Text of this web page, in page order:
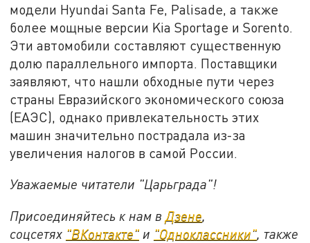
модели Hyundai Santa Fe, Palisade, а также
более мощные версии Kia Sportage и Sorento.
Эти автомобили составляют существенную
долю параллельного импорта. Поставщики
заявляют, что нашли обходные пути через
страны Евразийского экономического союза
(ЕАЭС), однако привлекательность этих
машин значительно пострадала из-за
увеличения налогов в самой России.
Уважаемые читатели "Царьграда"!
Присоединяйтесь к нам вДзене,
соцсетях "ВКонтакте" и "Одноклассники", также